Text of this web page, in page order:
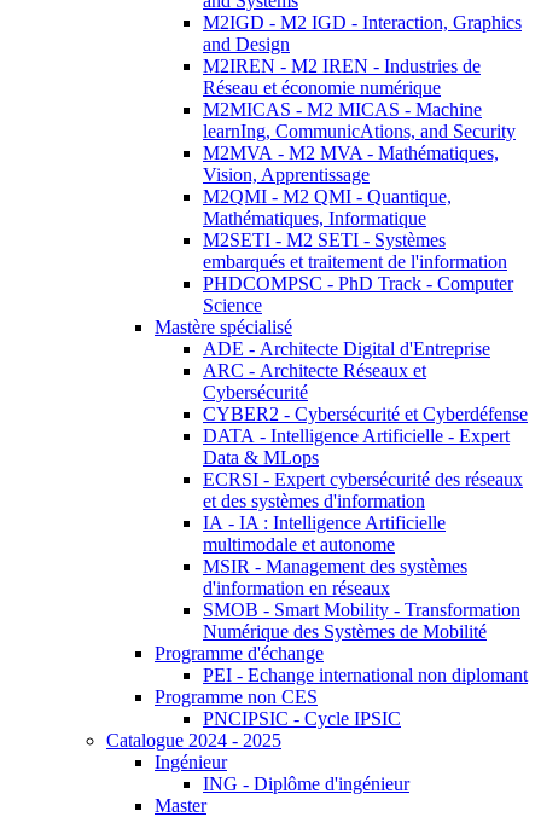
M2IGD - M2 IGD - Interaction, Graphics
and Design
M2IREN - M2 IREN - Industries de
Réseau et économie numérique
M2MICAS - M2 MICAS - Machine
learnIng, CommunicAtions, and Security
M2MVA - M2 MVA - Mathématiques,
Vision, Apprentissage
M2QMI - M2 QMI - Quantique,
Mathématiques, Informatique
M2SETI - M2 SETI - Systèmes
embarqués et traitement de l'information
PHDCOMPSC - PhD Track - Computer
Science
Mastère spécialisé
ADE - Architecte Digital d'Entreprise
ARC - Architecte Réseaux et
Cybersécurité
CYBER2 - Cybersécurité et Cyberdéfense
DATA - Intelligence Artificielle - Expert
Data & MLops
ECRSI - Expert cybersécurité des réseaux
et des systèmes d'information
IA - IA : Intelligence Artificielle
multimodale et autonome
MSIR - Management des systèmes
d'information en réseaux
SMOB - Smart Mobility - Transformation
Numérique des Systèmes de Mobilité
Programme d'échange
PEI - Echange international non diplomant
Programme non CES
PNCIPSIC - Cycle IPSIC
Catalogue 2024 - 2025
Ingénieur
ING - Diplôme d'ingénieur
Master